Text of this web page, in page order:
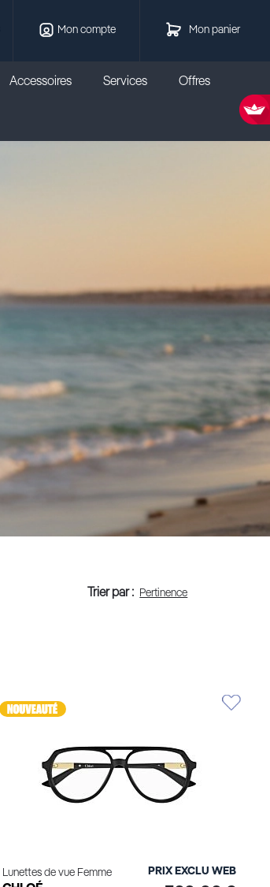
Mon panier
Mon compte
Accessoires Services Offres
Trier par :
Lunettes de vue Femme PRIX EXCLU WEB